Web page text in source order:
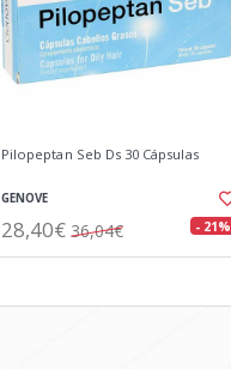
Pilopeptan Seb Ds 30 Cápsulas
GENOVE
28,40€ 36,04€ - 21%